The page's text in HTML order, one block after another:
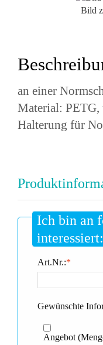
Bild
an einer
Material: PETG,
Halterung für
Ich bin an
interessiert:
*
Art.Nr.:
Gewünschte
Angebot